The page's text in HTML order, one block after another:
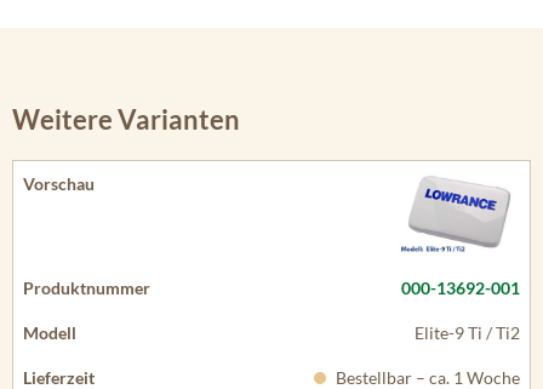
Weitere Varianten
000-13692-001
Elite-9 Ti / Ti2
Bestellbar – ca. 1 Woche